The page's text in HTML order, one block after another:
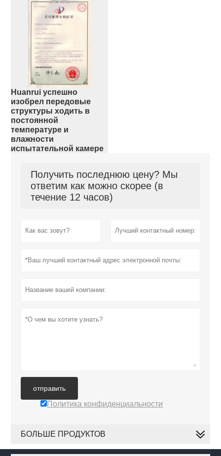
Huanrui успешно
изобрел передовые
структуры ходить в
постоянной
температуре и
влажности
испытательной камере
Получить последнюю цену? Мы
ответим как можно скорее (в
течение 12 часов)
отправить
Политика конфиденциальности
БОЛЬШЕ ПРОДУКТОВ